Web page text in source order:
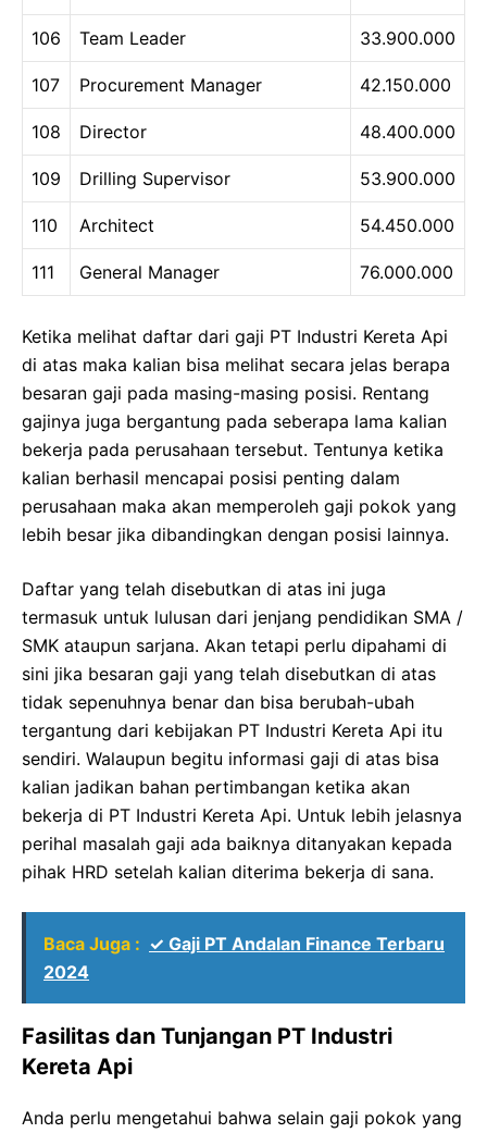
106 Team Leader 33.900.000
107 Procurement Manager 42.150.000
108 Director 48.400.000
109 Drilling Supervisor 53.900.000
110 Architect 54.450.000
111 General Manager 76.000.000
Ketika melihat daftar dari gaji PT Industri Kereta Api
di atas maka kalian bisa melihat secara jelas berapa
besaran gaji pada masing-masing posisi. Rentang
gajinya juga bergantung pada seberapa lama kalian
bekerja pada perusahaan tersebut. Tentunya ketika
kalian berhasil mencapai posisi penting dalam
perusahaan maka akan memperoleh gaji pokok yang
lebih besar jika dibandingkan dengan posisi lainnya.
Daftar yang telah disebutkan di atas ini juga
termasuk untuk lulusan dari jenjang pendidikan SMA /
SMK ataupun sarjana. Akan tetapi perlu dipahami di
sini jika besaran gaji yang telah disebutkan di atas
tidak sepenuhnya benar dan bisa berubah-ubah
tergantung dari kebijakan PT Industri Kereta Api itu
sendiri. Walaupun begitu informasi gaji di atas bisa
kalian jadikan bahan pertimbangan ketika akan
bekerja di PT Industri Kereta Api. Untuk lebih jelasnya
perihal masalah gaji ada baiknya ditanyakan kepada
pihak HRD setelah kalian diterima bekerja di sana.
Baca Juga : ✓ Gaji PT Andalan Finance Terbaru
2024
Fasilitas dan Tunjangan PT Industri
Kereta Api
Anda perlu mengetahui bahwa selain gaji pokok yang